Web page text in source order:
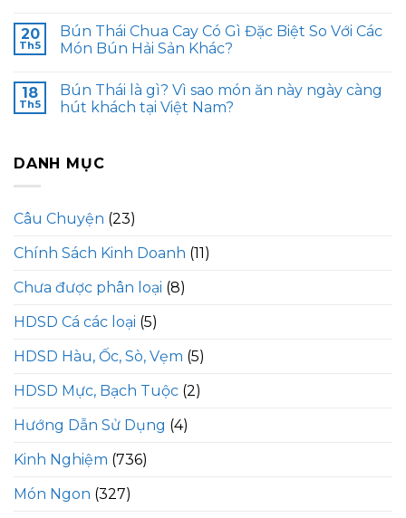
20
Th5
Bún Thái Chua Cay Có Gì Đặc Biệt So Với Các
Món Bún Hải Sản Khác?
18
Th5
Bún Thái là gì? Vì sao món ăn này ngày càng
hút khách tại Việt Nam?
DANH MỤC
Câu Chuyện (23)
Chính Sách Kinh Doanh (11)
Chưa được phân loại (8)
HDSD Cá các loại (5)
HDSD Hàu, Ốc, Sò, Vẹm (5)
HDSD Mực, Bạch Tuộc (2)
Hướng Dẫn Sử Dụng (4)
Kinh Nghiệm (736)
Món Ngon (327)